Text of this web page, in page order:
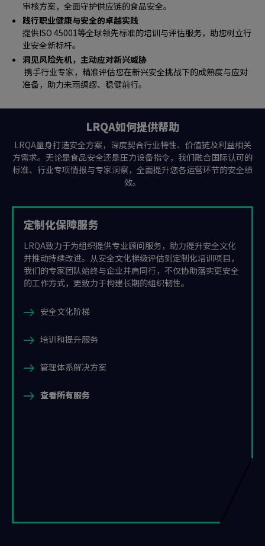
审核方案，全面守护供应链的食品安全。
践行职业健康与安全的卓越实践
提供ISO 45001等全球领先标准的培训与评估服务，助您树立行
业安全新标杆。
洞见风险先机，主动应对新兴威胁
携手行业专家，精准评估您在新兴安全挑战下的成熟度与应对
准备，助力未雨绸缪、稳健前行。
LRQA如何提供帮助
LRQA量身打造安全方案，深度契合行业特性、价值链及利益相关
方需求。无论是食品安全还是压力设备指令，我们融合国际认可的
标准、行业专项情报与专家洞察，全面提升您各运营环节的安全绩
效。
定制化保障服务
LRQA致力于为组织提供专业顾问服务，助力提升安全文化
并推动持续改进。从安全文化梯级评估到定制化培训项目，
我们的专家团队始终与企业并肩同行，不仅协助落实更安全
的工作方式，更致力于构建长期的组织韧性。
安全文化阶梯
培训和提升服务
管理体系解决方案
查看所有服务